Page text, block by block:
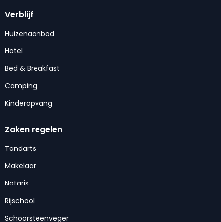
Verblijf
Huizenaanbod
Hotel
Bed & Breakfast
Camping
Kinderopvang
Zaken regelen
Tandarts
Makelaar
Notaris
Rijschool
Schoorsteenveger